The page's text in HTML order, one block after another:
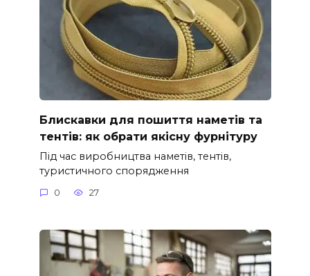
Блискавки для пошиття наметів та
тентів: як обрати якісну фурнітуру
Під час виробництва наметів, тентів,
туристичного спорядження
0 27